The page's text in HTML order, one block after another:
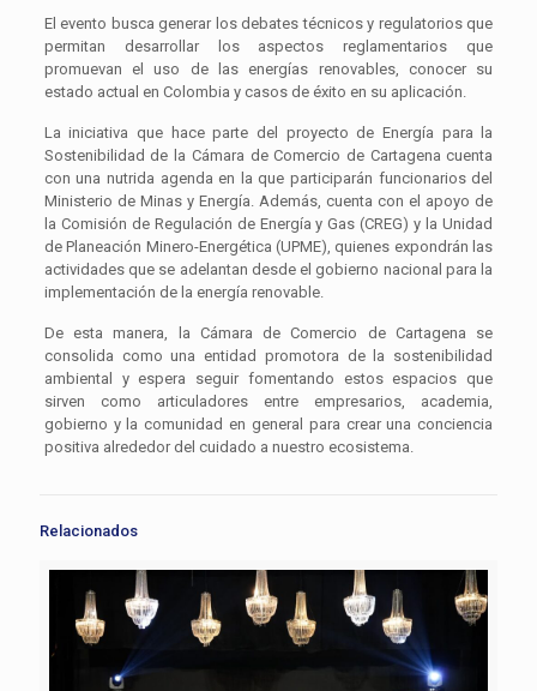
El evento busca generar los debates técnicos y regulatorios que
permitan desarrollar los aspectos reglamentarios que
promuevan el uso de las energías renovables, conocer su
estado actual en Colombia y casos de éxito en su aplicación.
La iniciativa que hace parte del proyecto de Energía para la
Sostenibilidad de la Cámara de Comercio de Cartagena cuenta
con una nutrida agenda en la que participarán funcionarios del
Ministerio de Minas y Energía. Además, cuenta con el apoyo de
la Comisión de Regulación de Energía y Gas (CREG) y la Unidad
de Planeación Minero-Energética (UPME), quienes expondrán las
actividades que se adelantan desde el gobierno nacional para la
implementación de la energía renovable.
De esta manera, la Cámara de Comercio de Cartagena se
consolida como una entidad promotora de la sostenibilidad
ambiental y espera seguir fomentando estos espacios que
sirven como articuladores entre empresarios, academia,
gobierno y la comunidad en general para crear una conciencia
positiva alrededor del cuidado a nuestro ecosistema.
Relacionados